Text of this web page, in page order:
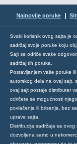
Najnovije poruke
Svaki korisnik ovog sajta je
sadržaj svoje poruke koju
Sajt se odriče svake
sadržaj tih poruka.
Postavljanjem vaše poruke ili
autorskog dela na ovaj sajt,
ovaj sajt postaje distributer
odričete se mogućnosti
povlačenja ili brisanja, bez
uprave sajta.
Distribucija sadržaja sa ovog
dozvoljena samo u